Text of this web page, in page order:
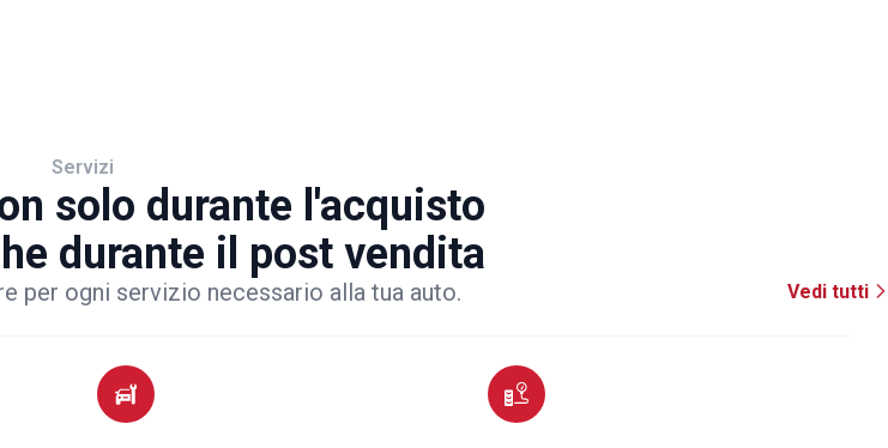
Servizi
solo durante l'acquisto
durante il post vendita
per ogni servizio necessario alla tua auto. Vedi tutti